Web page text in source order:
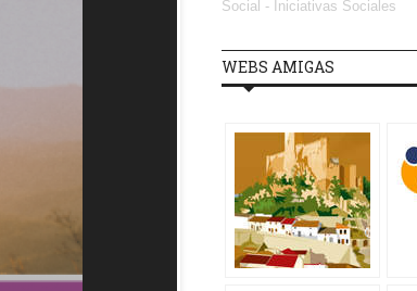
Social - Iniciativas Sociales
WEBS AMIGAS